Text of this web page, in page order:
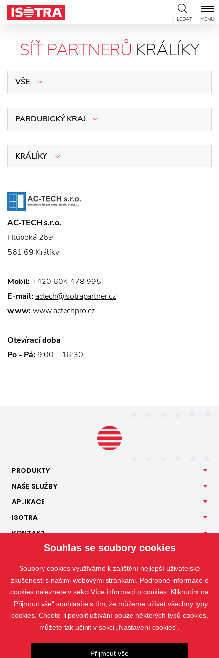
Přeskočit na obsah
HLEDAT MENU
SÍŤ PARTNERŮ KRÁLÍKY
VŠE
PARDUBICKÝ KRAJ
KRÁLÍKY
AC-TECH s.r.o.
Hluboká 269
561 69 Králíky
Mobil: +420 604 478 995
E-mail: actech@isotrapartner.cz
www:www.actechpro.cz
Otevírací doba
Po - Pá: 9:00 – 16:30
PRODUKTY
NAŠE SLUŽBY
APLIKACE
ISOTRA
KONTAKT
Souhlas se soubory cookies
Soubory cookies využíváme k zajištění nejlepší uživatelské
zkušenosti s našimi webovými stránkami. Podrobné informace o
cookies naleznete v sekci Více informací o cookies . Kliknutím na
„Přijmout vše“ souhlasíte s tím, že můžeme užívat všechny typy
cookies. Chcete-li povolit užívání pouze některých typů cookies,
můžete tak učinit v sekci „Nastavení cookies“.
Přijmout vše